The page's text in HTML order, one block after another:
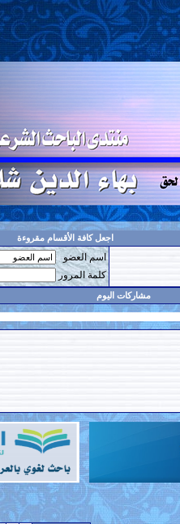
اجعل كافة الأقسام مقروءة
اسم العضو
كلمة المرور
مشاركات اليوم